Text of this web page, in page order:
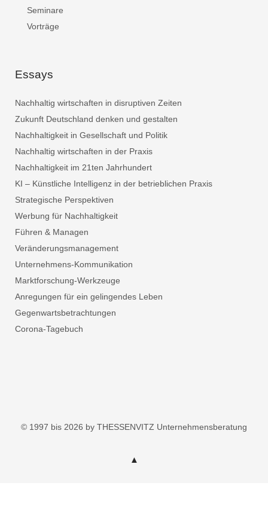
Seminare
Vorträge
Essays
Nachhaltig wirtschaften in disruptiven Zeiten
Zukunft Deutschland denken und gestalten
Nachhaltigkeit in Gesellschaft und Politik
Nachhaltig wirtschaften in der Praxis
Nachhaltigkeit im 21ten Jahrhundert
KI – Künstliche Intelligenz in der betrieblichen Praxis
Strategische Perspektiven
Werbung für Nachhaltigkeit
Führen & Managen
Veränderungsmanagement
Unternehmens-Kommunikation
Marktforschung-Werkzeuge
Anregungen für ein gelingendes Leben
Gegenwartsbetrachtungen
Corona-Tagebuch
© 1997 bis 2026 by THESSENVITZ Unternehmensberatung